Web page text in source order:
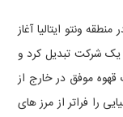
ونتو ایتالیا آغاز
یک شرکت تبدیل کرد و
قهوه موفق در خارج از
را فراتر از مرز های